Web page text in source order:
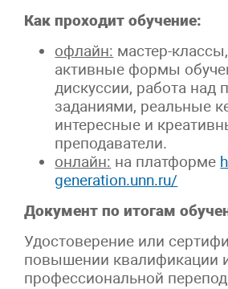
Как проходит обучение:
офлайн: мастер-
активные формы
дискуссии, работа над
заданиями, реальные
интересные и
преподаватели.
онлайн: на платформе
generation.unn.ru/
Документ по итогам
Удостоверение или
повышении квалификации
профессиональной